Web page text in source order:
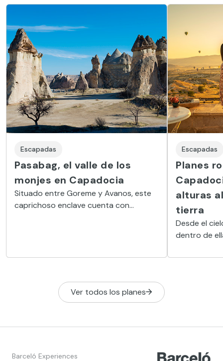
Escapadas
Pasabag, el valle de los
monjes en Capadocia
Situado entre Goreme y Avanos, este
caprichoso enclave cuenta con
Escapadas
Planes
alturas
tierra
Desde el
dentro de
actividades
Ver todos los planes
Barceló Experiences